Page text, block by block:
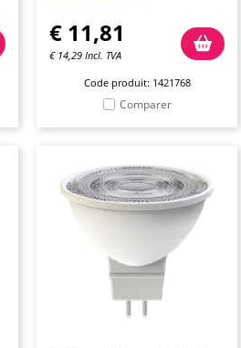
€ 11,81
€ 14,29 Incl. TVA
Code produit: 1421768
Comparer